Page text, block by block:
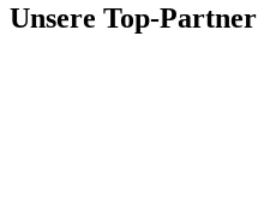
Unsere Top-Partner